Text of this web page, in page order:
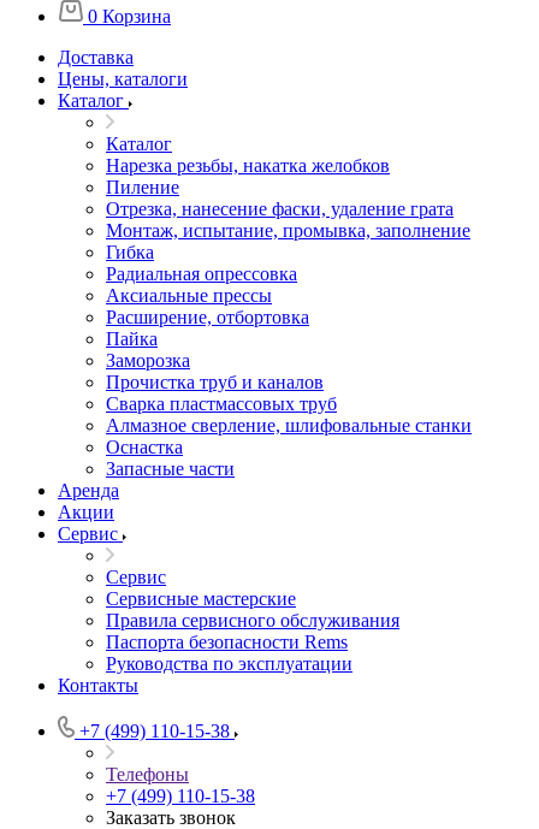
0 Корзина
Доставка
Цены, каталоги
Каталог
Каталог
Нарезка резьбы, накатка желобков
Пиление
Отрезка, нанесение фаски, удаление грата
Монтаж, испытание, промывка, заполнение
Гибка
Радиальная опрессовка
Аксиальные прессы
Расширение, отбортовка
Пайка
Заморозка
Прочистка труб и каналов
Сварка пластмассовых труб
Алмазное сверление, шлифовальные станки
Оснастка
Запасные части
Аренда
Акции
Сервис
Сервис
Сервисные мастерские
Правила сервисного обслуживания
Паспорта безопасности Rems
Руководства по эксплуатации
Контакты
+7 (499) 110-15-38
Телефоны
+7 (499) 110-15-38
Заказать звонок